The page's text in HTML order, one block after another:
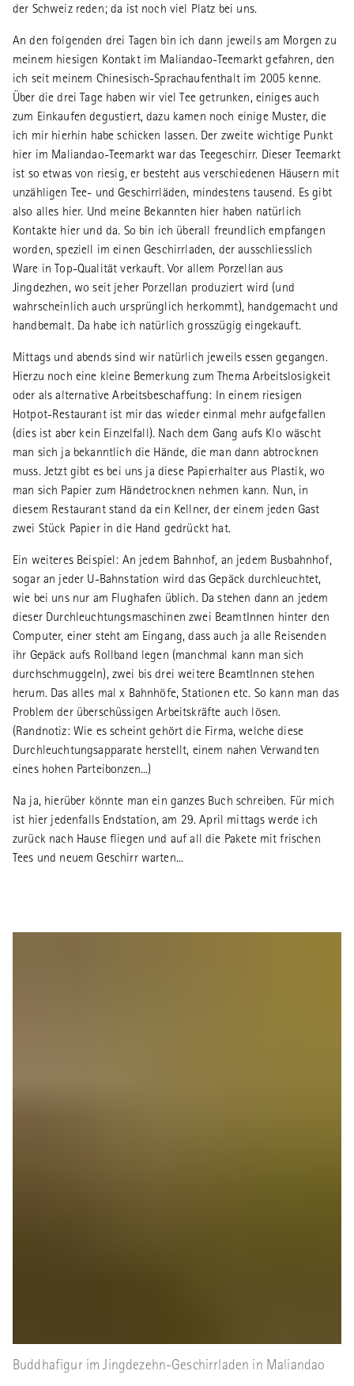
der Schweiz reden; da ist noch viel Platz bei uns.
An den folgenden drei Tagen bin ich dann jeweils am Morgen zu
meinem hiesigen Kontakt im Maliandao-Teemarkt gefahren, den
ich seit meinem Chinesisch-Sprachaufenthalt im 2005 kenne.
Über die drei Tage haben wir viel Tee getrunken, einiges auch
zum Einkaufen degustiert, dazu kamen noch einige Muster, die
ich mir hierhin habe schicken lassen. Der zweite wichtige Punkt
hier im Maliandao-Teemarkt war das Teegeschirr. Dieser Teemarkt
ist so etwas von riesig, er besteht aus verschiedenen Häusern mit
unzähligen Tee- und Geschirrläden, mindestens tausend. Es gibt
also alles hier. Und meine Bekannten hier haben natürlich
Kontakte hier und da. So bin ich überall freundlich empfangen
worden, speziell im einen Geschirrladen, der ausschliesslich
Ware in Top-Qualität verkauft. Vor allem Porzellan aus
Jingdezhen, wo seit jeher Porzellan produziert wird (und
wahrscheinlich auch ursprünglich herkommt), handgemacht und
handbemalt. Da habe ich natürlich grosszügig eingekauft.
Mittags und abends sind wir natürlich jeweils essen gegangen.
Hierzu noch eine kleine Bemerkung zum Thema Arbeitslosigkeit
oder als alternative Arbeitsbeschaffung: In einem riesigen
Hotpot-Restaurant ist mir das wieder einmal mehr aufgefallen
(dies ist aber kein Einzelfall). Nach dem Gang aufs Klo wäscht
man sich ja bekanntlich die Hände, die man dann abtrocknen
muss. Jetzt gibt es bei uns ja diese Papierhalter aus Plastik, wo
man sich Papier zum Händetrocknen nehmen kann. Nun, in
diesem Restaurant stand da ein Kellner, der einem jeden Gast
zwei Stück Papier in die Hand gedrückt hat.
Ein weiteres Beispiel: An jedem Bahnhof, an jedem Busbahnhof,
sogar an jeder U-Bahnstation wird das Gepäck durchleuchtet,
wie bei uns nur am Flughafen üblich. Da stehen dann an jedem
dieser Durchleuchtungsmaschinen zwei BeamtInnen hinter den
Computer, einer steht am Eingang, dass auch ja alle Reisenden
ihr Gepäck aufs Rollband legen (manchmal kann man sich
durchschmuggeln), zwei bis drei weitere BeamtInnen stehen
herum. Das alles mal x Bahnhöfe, Stationen etc. So kann man das
Problem der überschüssigen Arbeitskräfte auch lösen.
(Randnotiz: Wie es scheint gehört die Firma, welche diese
Durchleuchtungsapparate herstellt, einem nahen Verwandten
eines hohen Parteibonzen...)
Na ja, hierüber könnte man ein ganzes Buch schreiben. Für mich
ist hier jedenfalls Endstation, am 29. April mittags werde ich
zurück nach Hause fliegen und auf all die Pakete mit frischen
Tees und neuem Geschirr warten...
Buddhafigur im Jingdezehn-Geschirrladen in Maliandao